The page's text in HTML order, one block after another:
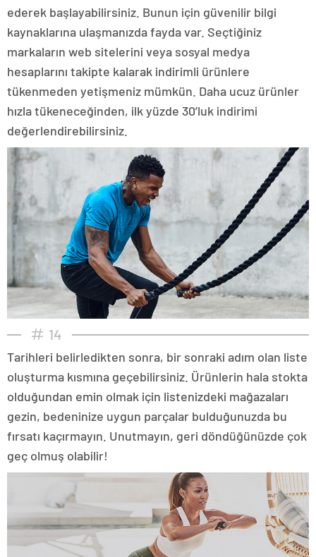
ederek başlayabilirsiniz. Bunun için güvenilir bilgi
kaynaklarına ulaşmanızda fayda var. Seçtiğiniz
markaların web sitelerini veya sosyal medya
hesaplarını takipte kalarak indirimli ürünlere
tükenmeden yetişmeniz mümkün. Daha ucuz ürünler
hızla tükeneceğinden, ilk yüzde 30’luk indirimi
değerlendirebilirsiniz.
14
Tarihleri belirledikten sonra, bir sonraki adım olan liste
oluşturma kısmına geçebilirsiniz. Ürünlerin hala stokta
olduğundan emin olmak için listenizdeki mağazaları
gezin, bedeninize uygun parçalar bulduğunuzda bu
fırsatı kaçırmayın. Unutmayın, geri döndüğünüzde çok
geç olmuş olabilir!